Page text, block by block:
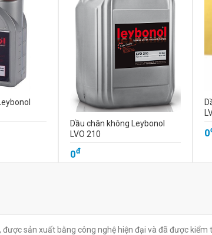
Dầu chân không Leybonol
LVO 210
0đ
0
, được sản xuất bằng công nghệ hiện đại và đã được kiểm